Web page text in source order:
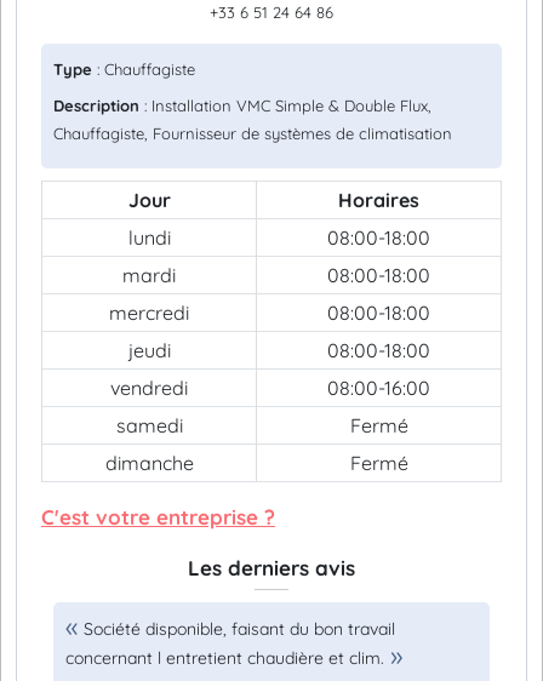
+33 6 51 24 64 86
Type : Chauffagiste
Description : Installation VMC Simple & Double Flux,
Chauffagiste, Fournisseur de systèmes de climatisation
Jour
Horaires
lundi
08:00-18:00
mardi
08:00-18:00
mercredi
08:00-18:00
jeudi
08:00-18:00
vendredi
08:00-16:00
samedi
Fermé
dimanche
Fermé
C'est votre entreprise ?
Les derniers avis
Société disponible, faisant du bon travail
concernant l entretient chaudière et clim.